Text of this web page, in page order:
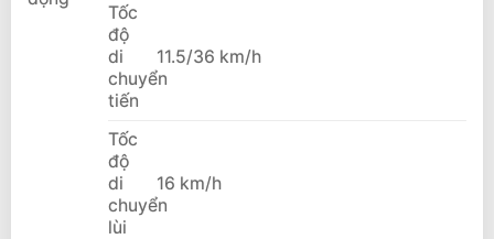
Tốc
độ
di
chuyển
tiến
11.5/36 km/h
Tốc
độ
di
chuyển
lùi
16 km/h